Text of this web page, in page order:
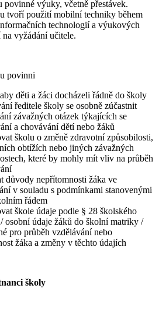
povinné výuky, včetně přestávek.
tvoří použití mobilní techniky během
technologií a výukových
vyžádání učitele.
povinni
děti a žáci docházeli řádně do školy
ředitele školy se osobně zúčastnit
závažných otázek týkajících se
a chovávání dětí nebo žáků
školu o změně zdravotní způsobilosti,
obtížích nebo jiných závažných
které by mohly mít vliv na průběh
důvody nepřítomnosti žáka ve
v souladu s podmínkami stanovenými
řádem
škole údaje podle § 28 školského
osobní údaje žáků do školní matriky /
pro průběh vzdělávání nebo
žáka a změny v těchto údajích
školy